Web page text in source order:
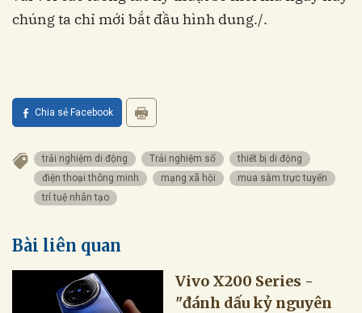
chúng ta chỉ mới bắt đầu hình dung./.
Chia sẻ Facebook
trải nghiệm di động Trải nghiệm số
thiết bị di động
điện thoại thông minh
mạng xã hội
mua sắm trực tuyến
trí tuệ nhân tạo
Bài liên quan
Vivo X200 Series -
"đánh dấu kỷ nguyên